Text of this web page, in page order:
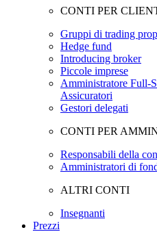
CONTI PER
Gruppi di trading
Hedge fund
Introducing broker
Piccole imprese
Amministratore Full-
Assicuratori
Gestori delegati
CONTI PER
Responsabili della
Amministratori di
ALTRI CONTI
Insegnanti
Prezzi